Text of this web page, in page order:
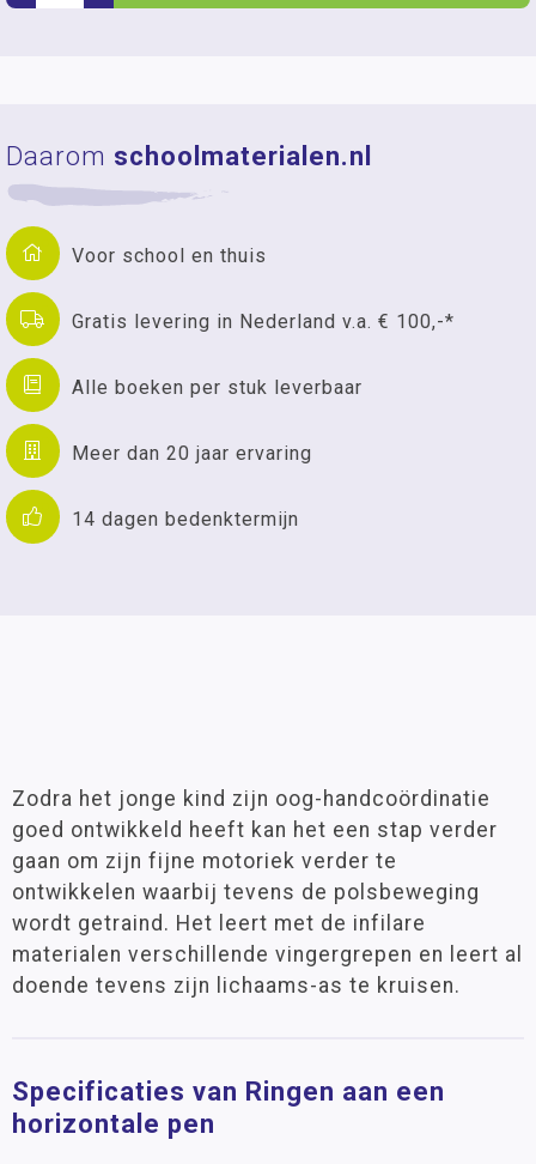
Daarom schoolmaterialen.nl
Voor school en thuis
Gratis levering in Nederland v.a. € 100,-*
Alle boeken per stuk leverbaar
Meer dan 20 jaar ervaring
14 dagen bedenktermijn
Zodra het jonge kind zijn oog-handcoördinatie
goed ontwikkeld heeft kan het een stap verder
gaan om zijn fijne motoriek verder te
ontwikkelen waarbij tevens de polsbeweging
wordt getraind. Het leert met de infilare
materialen verschillende vingergrepen en leert al
doende tevens zijn lichaams-as te kruisen.
Specificaties van Ringen aan een
horizontale pen